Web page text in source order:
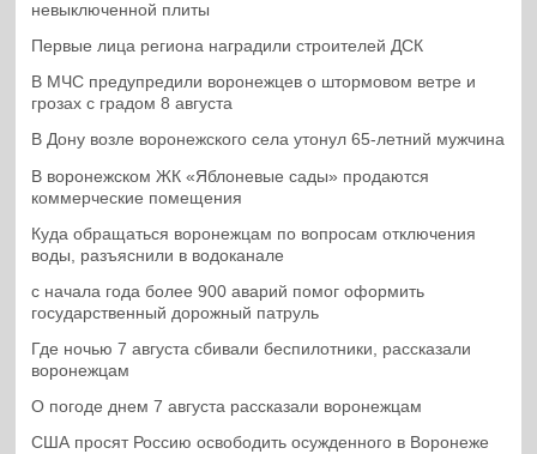
невыключенной плиты
Первые лица региона наградили строителей ДСК
В МЧС предупредили воронежцев о штормовом ветре и
грозах с градом 8 августа
В Дону возле воронежского села утонул 65-летний мужчина
В воронежском ЖК «Яблоневые сады» продаются
коммерческие помещения
Куда обращаться воронежцам по вопросам отключения
воды, разъяснили в водоканале
с начала года более 900 аварий помог оформить
государственный дорожный патруль
Где ночью 7 августа сбивали беспилотники, рассказали
воронежцам
О погоде днем 7 августа рассказали воронежцам
США просят Россию освободить осужденного в Воронеже